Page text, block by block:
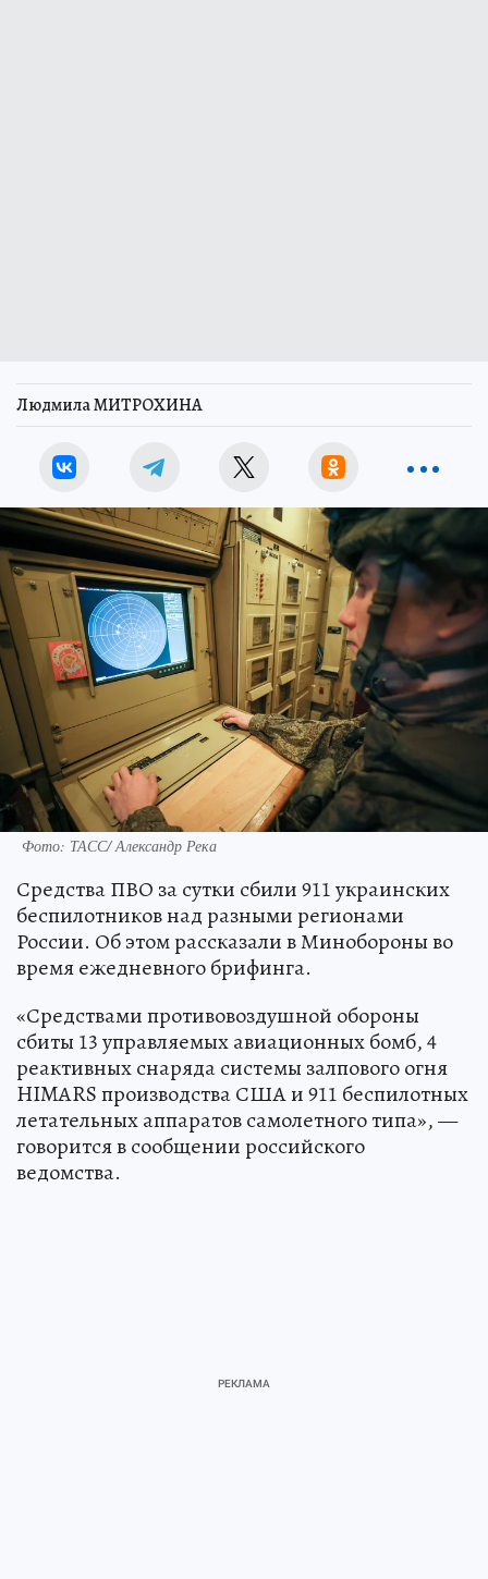
Людмила МИТРОХИНА
Фото: ТАСС/ Александр Река
Средства ПВО за сутки сбили 911 украинских
беспилотников над разными регионами
России. Об этом рассказали в Минобороны во
время ежедневного брифинга.
«Средствами противовоздушной обороны
сбиты 13 управляемых авиационных бомб, 4
реактивных снаряда системы залпового огня
HIMARS производства США и 911 беспилотных
летательных аппаратов самолетного типа», —
говорится в сообщении российского
ведомства.